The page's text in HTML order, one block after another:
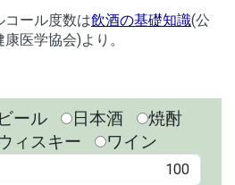
コール度数は飲酒の基礎知識(公
医学協会)より。
ビール 日本酒
焼酎
ィスキー
ワイン